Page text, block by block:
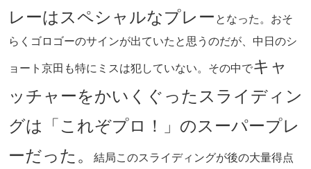
レーはスペシャルなプレー となった。おそ
らくゴロゴーのサインが出ていたと思うのだが、中日のシ
ョート京田も特にミスは犯していない。その中でキャ
ッチャーをかいくぐったスライディン
グは「これぞプロ！」のスーパープレ
ーだった。
結局このスライディングが後の大量得点